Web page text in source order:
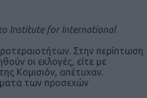
Institute for International
Στην περίπτωση
οι εκλογές, είτε με
Κομισιόν, απέτυχαν.
των προσεχών